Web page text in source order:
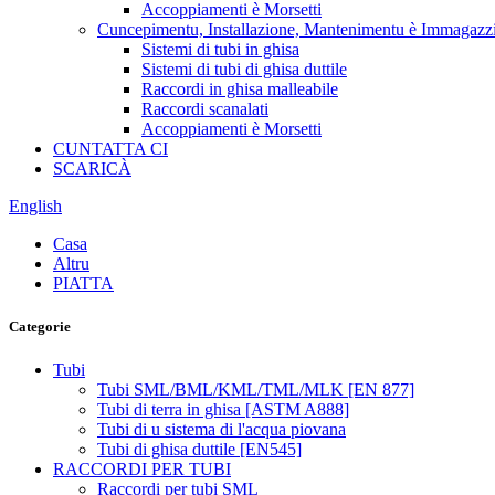
Accoppiamenti è Morsetti
Cuncepimentu, Installazione, Mantenimentu è
Sistemi di tubi in ghisa
Sistemi di tubi di ghisa duttile
Raccordi in ghisa malleabile
Raccordi scanalati
Accoppiamenti è Morsetti
CUNTATTA CI
SCARICÀ
English
Casa
Altru
PIATTA
Categorie
Tubi
Tubi SML/BML/KML/TML/MLK [EN 877]
Tubi di terra in ghisa [ASTM A888]
Tubi di u sistema di l'acqua piovana
Tubi di ghisa duttile [EN545]
RACCORDI PER TUBI
Raccordi per tubi SML